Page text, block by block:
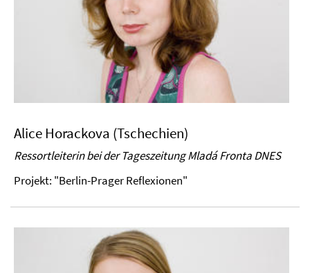
Alice Horackova (Tschechien)
Ressortleiterin bei der Tageszeitung Mladá Fronta DNES
Projekt: "Berlin-Prager Reflexionen"